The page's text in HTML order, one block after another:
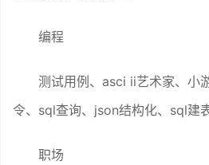
编程
测试用例、asci ii艺术家、小
令、sql查询、json结构化、sql建
职场